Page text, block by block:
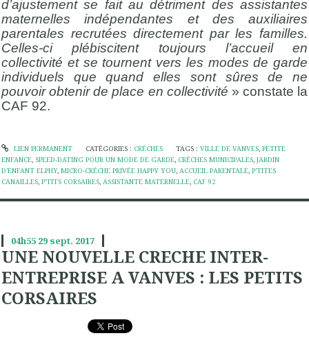
d’ajustement se fait au détriment des assistantes
maternelles indépendantes et des auxiliaires
parentales recrutées directement par les familles.
Celles-ci plébiscitent toujours l’accueil en
collectivité et se tournent vers les modes de garde
individuels que quand elles sont sûres de ne
pouvoir obtenir de place en collectivité » constate la
CAF 92.
LIEN PERMANENT CATÉGORIES : CRÉCHES TAGS :VILLE DE VANVES ,PETITE
ENFANCE SPEED-DATING POUR UN MODE DE GARDE CRÉCHES MUNICIPALES JARDIN
D’ENFANT ELPHY, MICRO-CRÉCHE PRIVÉE HAPPY YOU ACCUEIL PARENTALE P’TITES
CANAILLES P’TITS CORSAIRES ASSISTANTE MATERNELLE CAF 92
04h55 29 sept. 2017
UNE NOUVELLE CRECHE INTER-
ENTREPRISE A VANVES : LES PETITS
CORSAIRES